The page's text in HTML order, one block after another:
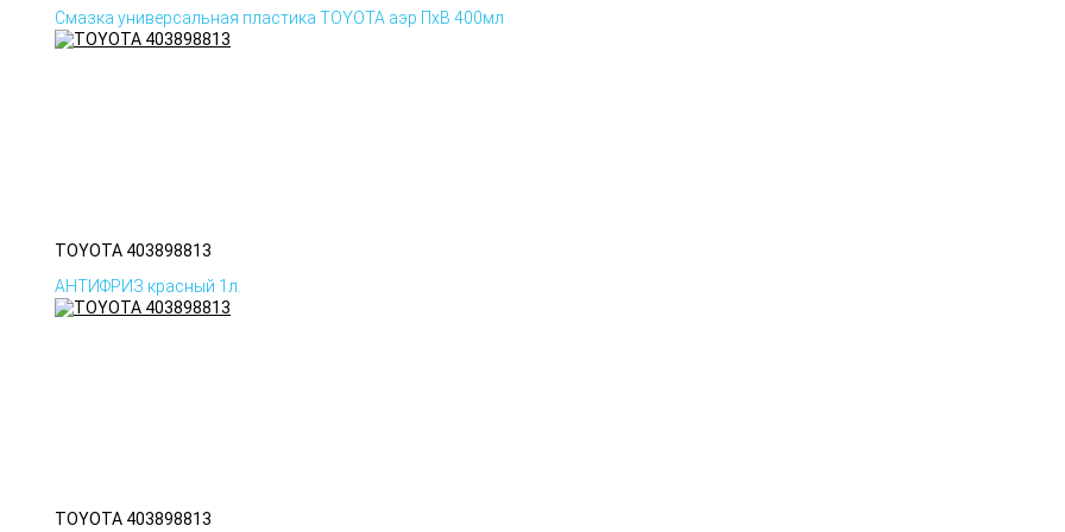
Смазка универсальная пластика TOYOTA аэр ПхВ 400мл
TOYOTA 403898813
АНТИФРИЗ красный 1л.
TOYOTA 403898813